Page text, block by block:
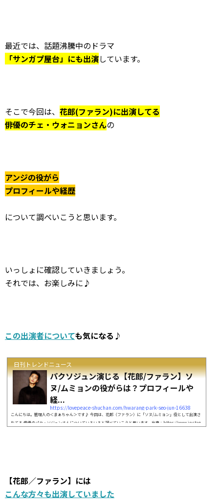
最近では、話題沸騰中のドラマ
「サンガプ屋台」にも出演しています。
そこで今回は、 花郎(ファラン)に出演してる
俳優のチェ・ウォニョンさんの
アンジの役がら
プロフィールや経歴
について調べいこうと思います。
いっしょに確認していきましょう。
それでは、お楽しみに♪
この出演者についても気になる♪
日刊トレンドニュース
パクソジュン演じる【花郎/ファラン】ソ
ヌ/ムミョンの役がらは？プロフィールや
経...
https://lovepeace-shuchan.com/hwarang-park-seo-jun-16638
こんにちは。管理人の＜まぁちゃん＞です♪ 今回は、花郎（ファラン）に「ソヌ/ムミョン」役として出演さ
れてる 俳優のパク・ソジュンさんについていろいろと調べていこうと思います。出典：https://www.instag
【花郎／ファラン】には
こんな方々も出演していました